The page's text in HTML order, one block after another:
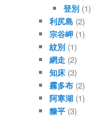
登別(1)
利尻島 (2)
宗谷岬 (1)
紋別 (1)
網走 (2)
知床 (3)
霧多布 (2)
阿寒湖 (1)
糠平 (3)